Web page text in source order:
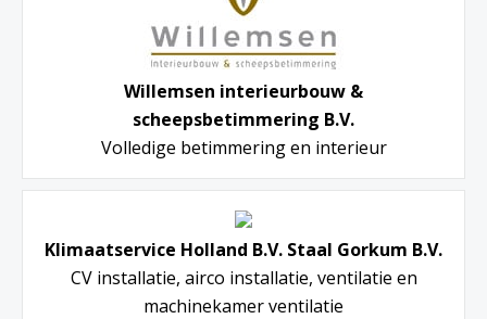
Willemsen interieurbouw &
scheepsbetimmering B.V.
Volledige betimmering en interieur
Klimaatservice Holland B.V. Staal Gorkum B.V.
CV installatie, airco installatie, ventilatie en
machinekamer ventilatie